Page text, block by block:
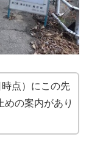
点）にこの先
めの案内があり